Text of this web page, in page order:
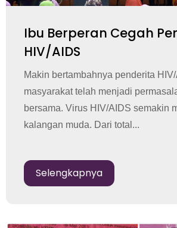
Ibu Berperan Cegah
HIV/AIDS
Makin bertambahnya penderita
masyarakat telah menjadi
bersama. Virus HIV/AIDS semakin
kalangan muda. Dari total...
Selengkapnya